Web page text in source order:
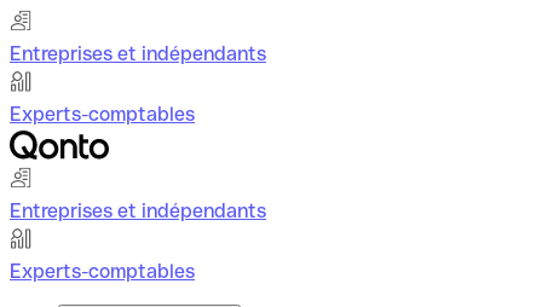
Entreprises et indépendants
Experts-comptables
Entreprises et indépendants
Experts-comptables